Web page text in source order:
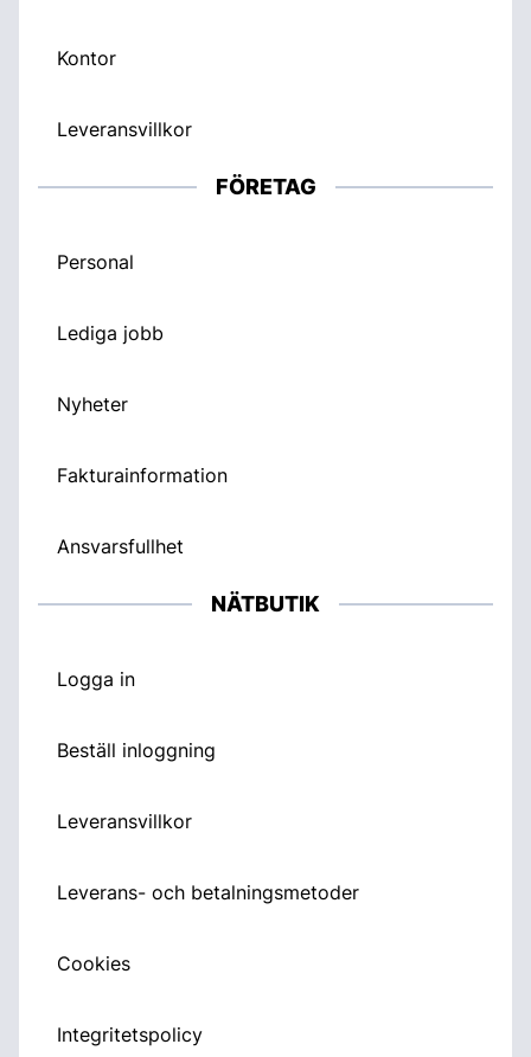
Kontor
Leveransvillkor
FÖRETAG
Personal
Lediga jobb
Nyheter
Fakturainformation
Ansvarsfullhet
NÄTBUTIK
Logga in
Beställ inloggning
Leveransvillkor
Leverans- och betalningsmetoder
Cookies
Integritetspolicy